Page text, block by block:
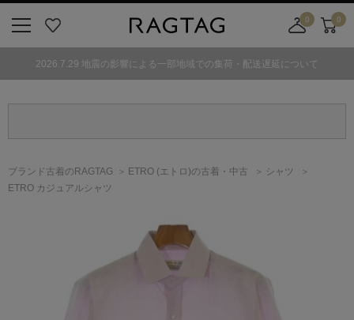
気
0
舗
カ
ト
0
2026.7.29 地震の影響による一部地域での集荷・配送遅延について
ブランド古着のRAGTAG ETRO (エトロ)の古着・中古
シャツ
ETRO カジュアルシャツ